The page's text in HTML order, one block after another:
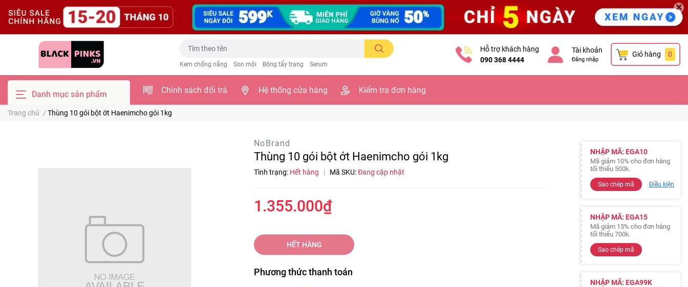
×
Kem chống nắng Son môi Bông tẩy trang Serum
Hỗ trợ khách hàng
090 368 4444
Tài khoản
Đăng nhập
Giỏ hàng 0
Danh mục sản phẩm Chính sách đổi trả Hệ thống cửa hàng Kiểm tra đơn hàng
Trang chủ / Thùng 10 gói bột ớt Haenimcho gói 1kg
NoBrand
Thùng 10 gói bột ớt Haenimcho gói 1kg
Tình trạng: Hết hàng | Mã SKU:Đang cập nhật
1.355.000₫
HẾT HÀNG
Phương thức thanh toán
NHẬP MÃ: EGA10
Mã giảm 10% cho đơn hàng
tối thiểu 500k.
Sao chép mã Điều kiện
NHẬP MÃ: EGA15
Mã giảm 15% cho đơn hàng
tối thiểu 700k.
Sao chép mã
NHẬP MÃ: EGA99K